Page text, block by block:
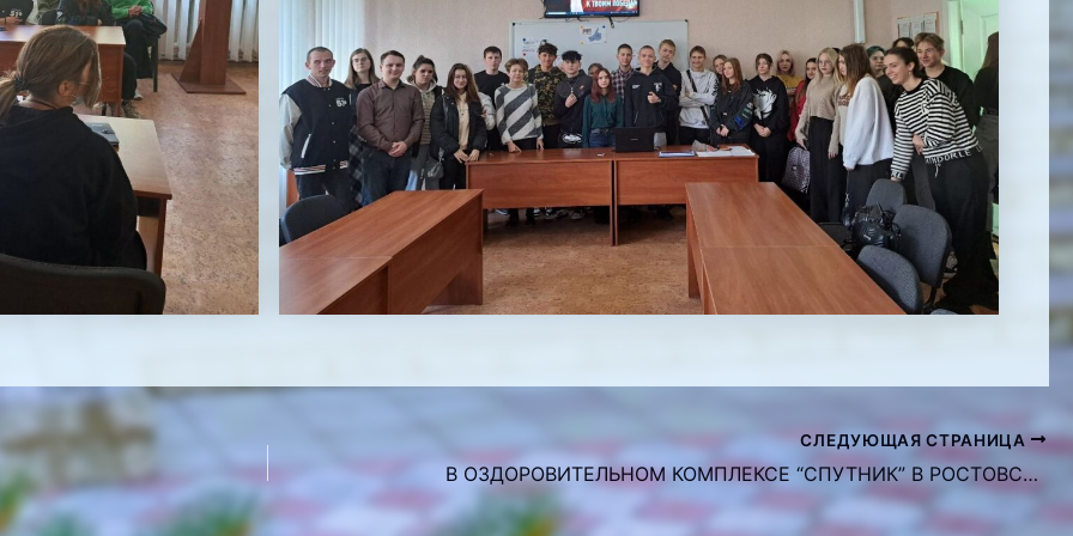
СЛЕДУЮЩАЯ СТРАНИЦА
В ОЗДОРОВИТЕЛЬНОМ КОМПЛЕКСЕ “СПУТНИК” В РОСТОВСКОЙ ОБЛАСТИ СОСТОЯЛСЯ РЕСПУБЛИКАНСКИЙ ФОРУМ “МОЛОДАЯ ГВАРДИЯ”